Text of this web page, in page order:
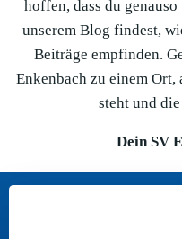
hoffen, dass du
unserem Blog findest,
Beiträge empfinden.
Enkenbach zu einem
steht und
Dein SV